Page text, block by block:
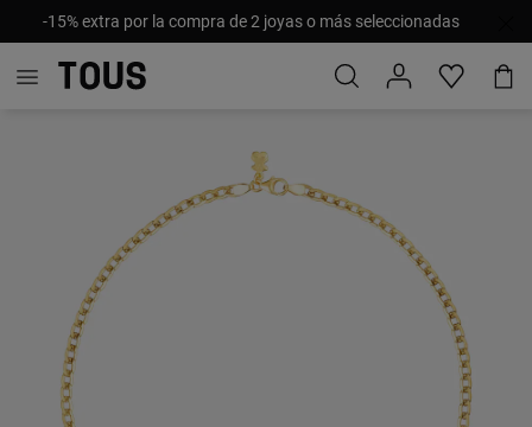
-15% extra por la compra de 2 joyas o más seleccionadas